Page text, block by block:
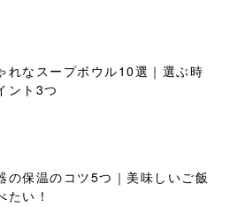
れなスープボウル10選｜選ぶ時
ント3つ
の保温のコツ5つ｜美味しいご飯
たい！